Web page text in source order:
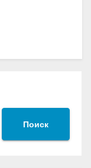
Поиск